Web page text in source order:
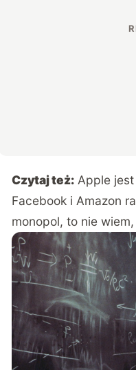
Czytaj też: Apple
Facebook i Amazon
monopol, to nie